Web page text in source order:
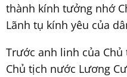
thành kính tưởng nhớ
Lãnh tụ kính yêu của
Trước anh linh của
Chủ tịch nước Lương